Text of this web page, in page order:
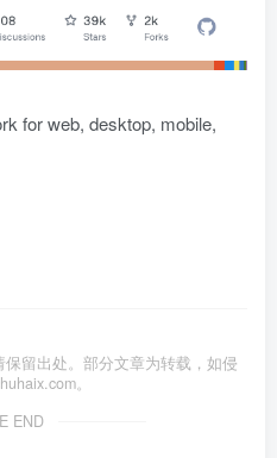
for web, desktop, mobile,
留出处。部分文章为转载，如侵
。
END